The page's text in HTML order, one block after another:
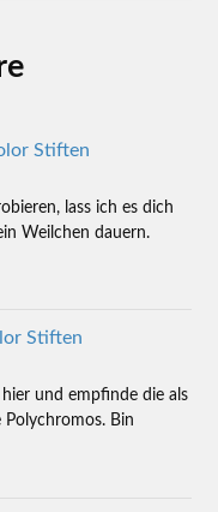
Stiften
lass ich es dich
Weilchen dauern.
Stiften
und empfinde die als
Polychromos. Bin